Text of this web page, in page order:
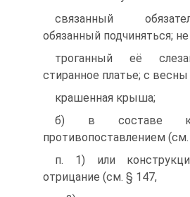
связанный
обязанный подчиняться;
троганный её
стиранное платье; с весны
крашенная крыша;
б) в составе
противопоставлением
п. 1) или
отрицание (см. § 147,